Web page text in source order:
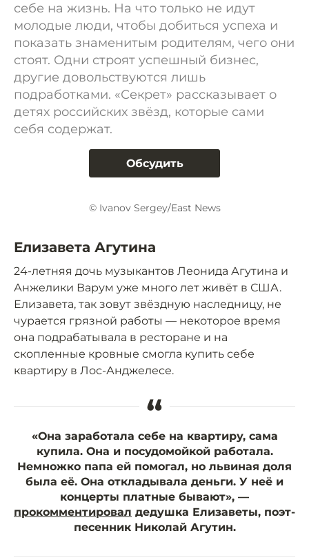
себе на жизнь. На что только не идут
молодые люди, чтобы добиться успеха и
показать знаменитым родителям, чего они
стоят. Одни строят успешный бизнес,
другие довольствуются лишь
подработками. «Секрет» рассказывает о
детях российских звёзд, которые сами
себя содержат.
Обсудить
© Ivanov Sergey/East News
Елизавета Агутина
24-летняя дочь музыкантов Леонида Агутина и
Анжелики Варум уже много лет живёт в США.
Елизавета, так зовут звёздную наследницу, не
чурается грязной работы — некоторое время
она подрабатывала в ресторане и на
скопленные кровные смогла купить себе
квартиру в Лос-Анджелесе.
“
«Она заработала себе на квартиру, сама
купила. Она и посудомойкой работала.
Немножко папа ей помогал, но львиная доля
была её. Она откладывала деньги. У неё и
концерты платные бывают», —
прокомментировал дедушка Елизаветы, поэт-
песенник Николай Агутин.